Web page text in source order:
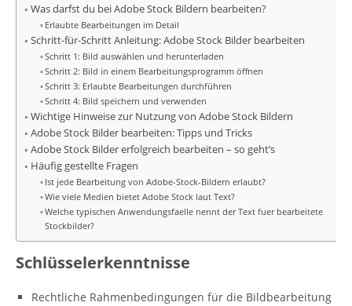
Was darfst du bei Adobe Stock Bildern bearbeiten?
Erlaubte Bearbeitungen im Detail
Schritt-für-Schritt Anleitung: Adobe Stock Bilder bearbeiten
Schritt 1: Bild auswählen und herunterladen
Schritt 2: Bild in einem Bearbeitungsprogramm öffnen
Schritt 3: Erlaubte Bearbeitungen durchführen
Schritt 4: Bild speichern und verwenden
Wichtige Hinweise zur Nutzung von Adobe Stock Bildern
Adobe Stock Bilder bearbeiten: Tipps und Tricks
Adobe Stock Bilder erfolgreich bearbeiten – so geht’s
Häufig gestellte Fragen
Ist jede Bearbeitung von Adobe-Stock-Bildern erlaubt?
Wie viele Medien bietet Adobe Stock laut Text?
Welche typischen Anwendungsfaelle nennt der Text fuer bearbeitete
Stockbilder?
Schlüsselerkenntnisse
Rechtliche Rahmenbedingungen für die Bildbearbeitung